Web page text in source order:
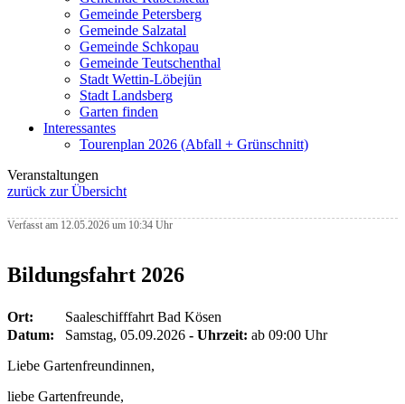
Gemeinde Petersberg
Gemeinde Salzatal
Gemeinde Schkopau
Gemeinde Teutschenthal
Stadt Wettin-Löbejün
Stadt Landsberg
Garten finden
Interessantes
Tourenplan 2026 (Abfall + Grünschnitt)
Veranstaltungen
zurück zur Übersicht
Verfasst am 12.05.2026 um 10:34 Uhr
Bildungsfahrt 2026
Ort:
Saaleschifffahrt Bad Kösen
Datum:
Samstag, 05.09.2026 - Uhrzeit: ab 09:00 Uhr
Liebe Gartenfreundinnen,
liebe Gartenfreunde,